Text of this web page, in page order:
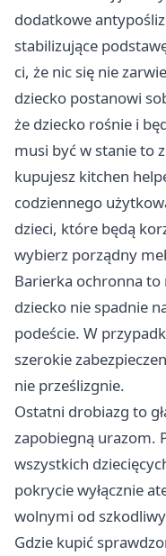
dodatkowe
stabilizujące
ci, że nic się nie
dziecko postanowi
że dziecko rośnie i
musi być w stanie to
kupujesz kitchen
codziennego
dzieci, które będą
wybierz porządny
Barierka ochronna
dziecko nie spadnie
podeście. W
szerokie
nie prześlizgnie.
Ostatni drobiazg to
zapobiegną urazom.
wszystkich
pokrycie wyłącznie
wolnymi od
Gdzie kupić